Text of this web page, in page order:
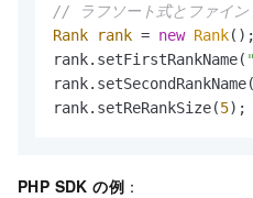
// ラフソート式とファイン
Rank
rank = new Rank();
rank.setFirstRankName(
rank.setSecondRankName(
rank.setReRankSize(5);
PHP SDK の例 ：